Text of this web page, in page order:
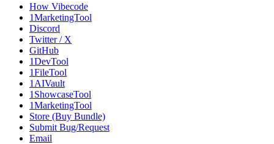
How Vibecode
1MarketingTool
Discord
Twitter / X
GitHub
1DevTool
1FileTool
1AIVault
1ShowcaseTool
1MarketingTool
Store (Buy Bundle)
Submit Bug/Request
Email